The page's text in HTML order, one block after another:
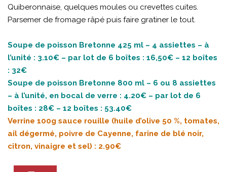
Quiberonnaise, quelques moules ou crevettes cuites.
Parsemer de fromage râpé puis faire gratiner le tout.
Soupe de poisson Bretonne 425 ml – 4 assiettes – à
l’unité : 3.10€ – par lot de 6 boîtes : 16,50€ – 12 boîtes
: 32€
Soupe de poisson Bretonne 800 ml – 6 ou 8 assiettes
– à l’unité, en bocal de verre : 4.20€ – par lot de 6
boîtes : 28€ – 12 boîtes : 53.40€
Verrine 100g sauce rouille (huile d’olive 50 %, tomates,
ail dégermé, poivre de Cayenne, farine de blé noir,
citron, vinaigre et sel) : 2.90€